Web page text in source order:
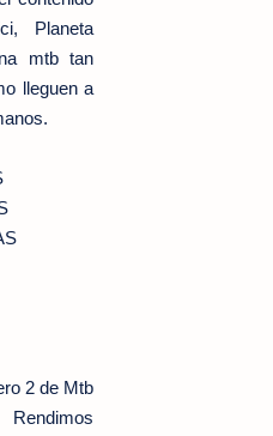
Planeta
mtb tan
lleguen a
2 de Mtb